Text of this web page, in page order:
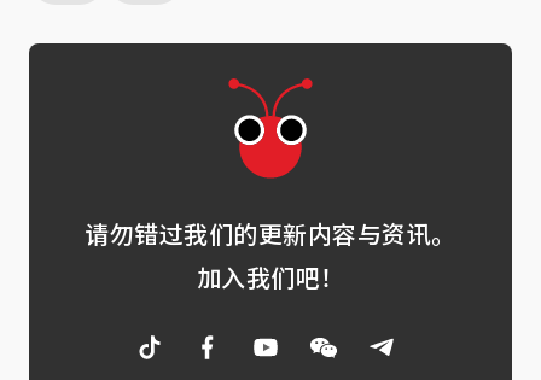
请勿错过我们的更新内容与资讯。
加入我们吧！